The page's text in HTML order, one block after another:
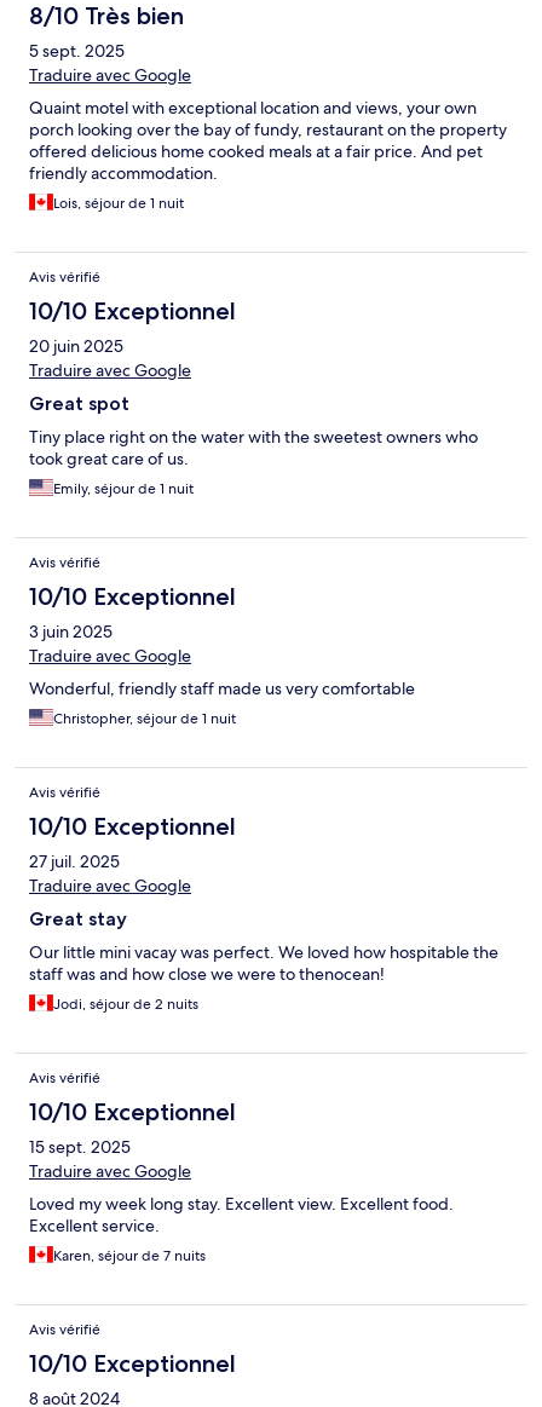
8/10 Très bien
5 sept. 2025
Traduire avec Google
Quaint motel with exceptional location and views, your own
porch looking over the bay of fundy, restaurant on the property
offered delicious home cooked meals at a fair price. And pet
friendly accommodation.
Lois, séjour de 1 nuit
Avis vérifié
10/10 Exceptionnel
20 juin 2025
Traduire avec Google
Great spot
Tiny place right on the water with the sweetest owners who
took great care of us.
Emily, séjour de 1 nuit
Avis vérifié
10/10 Exceptionnel
3 juin 2025
Traduire avec Google
Wonderful, friendly staff made us very comfortable
Christopher, séjour de 1 nuit
Avis vérifié
10/10 Exceptionnel
27 juil. 2025
Traduire avec Google
Great stay
Our little mini vacay was perfect. We loved how hospitable the
staff was and how close we were to thenocean!
Jodi, séjour de 2 nuits
Avis vérifié
10/10 Exceptionnel
15 sept. 2025
Traduire avec Google
Loved my week long stay. Excellent view. Excellent food.
Excellent service.
Karen, séjour de 7 nuits
Avis vérifié
10/10 Exceptionnel
8 août 2024